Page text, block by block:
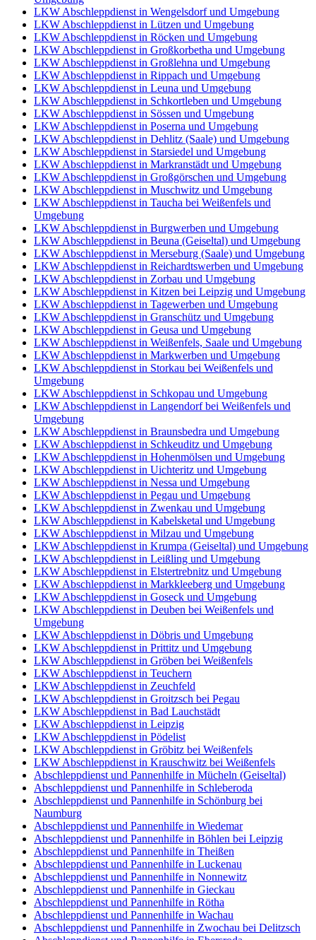
LKW Abschleppdienst in Wengelsdorf und Umgebung
LKW Abschleppdienst in Lützen und Umgebung
LKW Abschleppdienst in Röcken und Umgebung
LKW Abschleppdienst in Großkorbetha und Umgebung
LKW Abschleppdienst in Großlehna und Umgebung
LKW Abschleppdienst in Rippach und Umgebung
LKW Abschleppdienst in Leuna und Umgebung
LKW Abschleppdienst in Schkortleben und Umgebung
LKW Abschleppdienst in Sössen und Umgebung
LKW Abschleppdienst in Poserna und Umgebung
LKW Abschleppdienst in Dehlitz (Saale) und Umgebung
LKW Abschleppdienst in Starsiedel und Umgebung
LKW Abschleppdienst in Markranstädt und Umgebung
LKW Abschleppdienst in Großgörschen und Umgebung
LKW Abschleppdienst in Muschwitz und Umgebung
LKW Abschleppdienst in Taucha bei Weißenfels und
Umgebung
LKW Abschleppdienst in Burgwerben und Umgebung
LKW Abschleppdienst in Beuna (Geiseltal) und Umgebung
LKW Abschleppdienst in Merseburg (Saale) und Umgebung
LKW Abschleppdienst in Reichardtswerben und Umgebung
LKW Abschleppdienst in Zorbau und Umgebung
LKW Abschleppdienst in Kitzen bei Leipzig und Umgebung
LKW Abschleppdienst in Tagewerben und Umgebung
LKW Abschleppdienst in Granschütz und Umgebung
LKW Abschleppdienst in Geusa und Umgebung
LKW Abschleppdienst in Weißenfels, Saale und Umgebung
LKW Abschleppdienst in Markwerben und Umgebung
LKW Abschleppdienst in Storkau bei Weißenfels und
Umgebung
LKW Abschleppdienst in Schkopau und Umgebung
LKW Abschleppdienst in Langendorf bei Weißenfels und
Umgebung
LKW Abschleppdienst in Braunsbedra und Umgebung
LKW Abschleppdienst in Schkeuditz und Umgebung
LKW Abschleppdienst in Hohenmölsen und Umgebung
LKW Abschleppdienst in Uichteritz und Umgebung
LKW Abschleppdienst in Nessa und Umgebung
LKW Abschleppdienst in Pegau und Umgebung
LKW Abschleppdienst in Zwenkau und Umgebung
LKW Abschleppdienst in Kabelsketal und Umgebung
LKW Abschleppdienst in Milzau und Umgebung
LKW Abschleppdienst in Krumpa (Geiseltal) und Umgebung
LKW Abschleppdienst in Leißling und Umgebung
LKW Abschleppdienst in Elstertrebnitz und Umgebung
LKW Abschleppdienst in Markkleeberg und Umgebung
LKW Abschleppdienst in Goseck und Umgebung
LKW Abschleppdienst in Deuben bei Weißenfels und
Umgebung
LKW Abschleppdienst in Döbris und Umgebung
LKW Abschleppdienst in Prittitz und Umgebung
LKW Abschleppdienst in Gröben bei Weißenfels
LKW Abschleppdienst in Teuchern
LKW Abschleppdienst in Zeuchfeld
LKW Abschleppdienst in Groitzsch bei Pegau
LKW Abschleppdienst in Bad Lauchstädt
LKW Abschleppdienst in Leipzig
LKW Abschleppdienst in Pödelist
LKW Abschleppdienst in Gröbitz bei Weißenfels
LKW Abschleppdienst in Krauschwitz bei Weißenfels
Abschleppdienst und Pannenhilfe in Mücheln (Geiseltal)
Abschleppdienst und Pannenhilfe in Schleberoda
Abschleppdienst und Pannenhilfe in Schönburg bei
Naumburg
Abschleppdienst und Pannenhilfe in Wiedemar
Abschleppdienst und Pannenhilfe in Böhlen bei Leipzig
Abschleppdienst und Pannenhilfe in Theißen
Abschleppdienst und Pannenhilfe in Luckenau
Abschleppdienst und Pannenhilfe in Nonnewitz
Abschleppdienst und Pannenhilfe in Gieckau
Abschleppdienst und Pannenhilfe in Rötha
Abschleppdienst und Pannenhilfe in Wachau
Abschleppdienst und Pannenhilfe in Zwochau bei Delitzsch